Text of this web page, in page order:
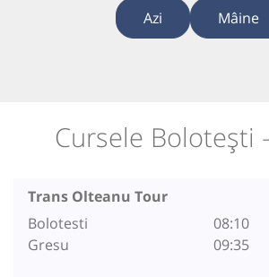
Azi Mâine
Cursele Bolotești
Trans Olteanu Tour
Bolotesti
Gresu
08:10
09:35